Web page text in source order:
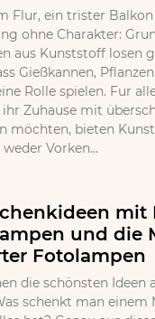
Flur, ein trister
ohne Charakter:
aus Kunststoff losen
Gießkannen,
Rolle spielen. Fur
Zuhause mit
möchten, bieten
Vorken...
mit
und die
Fotolampen
die schönsten Ideen
schenkt man einem